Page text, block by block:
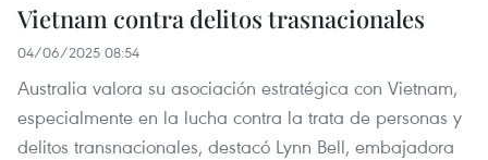
Vietnam contra delitos trasnacionales
04/06/2025 08:54
Australia valora su asociación estratégica con Vietnam,
especialmente en la lucha contra la trata de personas y
delitos transnacionales, destacó Lynn Bell, embajadora